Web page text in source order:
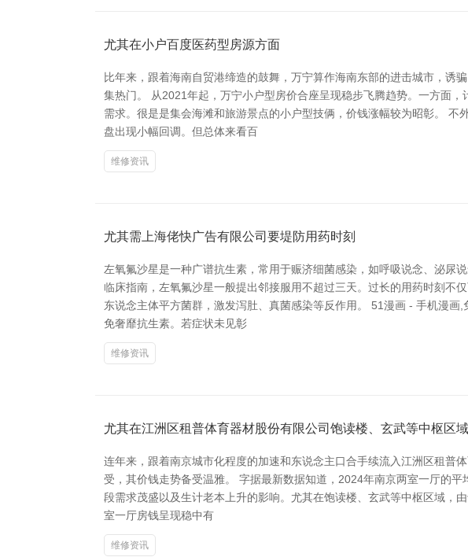
尤其在小户百度医药型房源方面
比年来，跟着海南自贸港缔造的鼓舞，万宁算作海南东部的进击城市，诱
集热门。 从2021年起，万宁小户型房价合座呈现稳步飞腾趋势。一方面
需求。很是是集会海滩和旅游景点的小户型技俩，价钱涨幅较为昭彰。
盘出现小幅回调。但总体来看百
维修资讯
尤其需上海佬快广告有限公司要堤防用药时刻
左氧氟沙星是一种广谱抗生素，常用于赈济细菌感染，如呼吸说念、泌尿
临床指南，左氧氟沙星一般提出邻接服用不超过三天。过长的用药时刻不
东说念主体平方菌群，激发泻肚、真菌感染等反作用。 51漫画 - 手机漫
免奢靡抗生素。若症状未见彰
维修资讯
尤其在江洲区租普体育器材股份有限公司饱读楼、玄武等中枢区域
连年来，跟着南京城市化程度的加速和东说念主口合手续流入江洲区租普
受，其价钱走势备受温雅。 字据最新数据知道，2024年南京两室一厅的
段需求茂盛以及生计老本上升的影响。尤其在饱读楼、玄武等中枢区域，
室一厅房钱呈现稳中有
维修资讯